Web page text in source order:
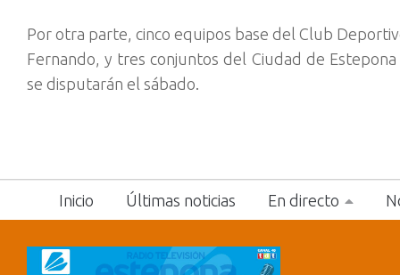
Por otra parte, cinco equipos base del Club
Fernando, y tres conjuntos del Ciudad de
se disputarán el sábado.
Inicio Últimas noticias En directo